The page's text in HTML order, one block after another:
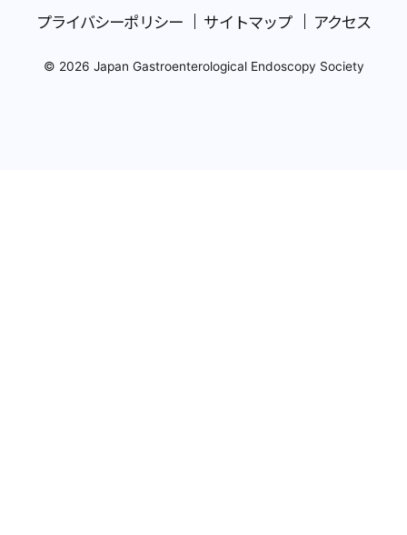
プライバシーポリシー サイトマップ アクセス
© 2026 Japan Gastroenterological Endoscopy Society